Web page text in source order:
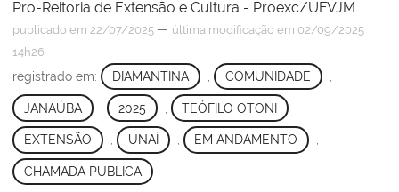
Pro-Reitoria de Extensão e Cultura - Proexc/UFVJM
publicado em 22/07/2025 — última modificação em 02/09/2025
14h26
registrado em: DIAMANTINA COMUNIDADE
JANAÚBA 2025 TEÓFILO OTONI
EXTENSÃO , UNAÍ , EM ANDAMENTO ,
CHAMADA PÚBLICA